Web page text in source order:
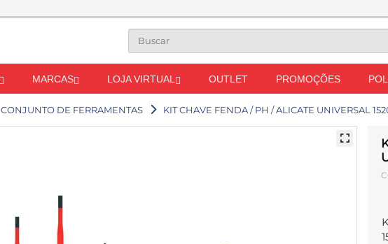
MARCAS LOJA VIRTUAL OUTLET PROMOÇÕES
CONJUNTO DE FERRAMENTAS KIT CHAVE FENDA / PH / ALICATE UNIVERSAL